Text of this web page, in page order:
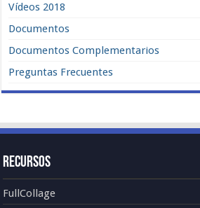
Vídeos 2018
Documentos
Documentos Complementarios
Preguntas Frecuentes
Recursos
FullCollage